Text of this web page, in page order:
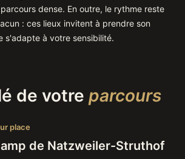
dense. En outre, le rythme reste
: ces lieux invitent à prendre son
s'adapte à votre sensibilité.
de votre parcours
place
de Natzweiler-Struthof